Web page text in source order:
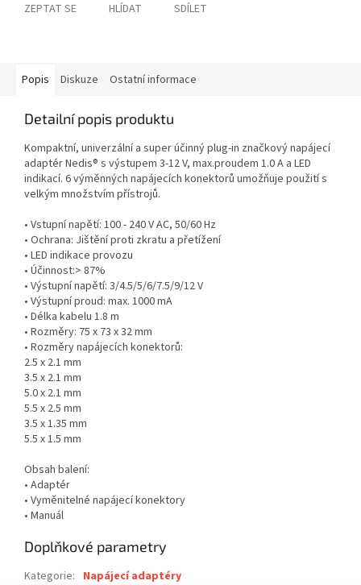
ZEPTAT SE HLÍDAT SDÍLET
Popis Diskuze Ostatní informace
Detailní popis produktu
Kompaktní, univerzální a super účinný plug-in značkový napájecí
adaptér Nedis® s výstupem 3-12 V, max.proudem 1.0 A a LED
indikací. 6 výměnných napájecích konektorů umožňuje použití s
velkým množstvím přístrojů.
• Vstupní napětí: 100 - 240 V AC, 50/60 Hz
• Ochrana: Jištění proti zkratu a přetížení
• LED indikace provozu
• Účinnost:> 87%
• Výstupní napětí: 3/4.5/5/6/7.5/9/12 V
• Výstupní proud: max. 1000 mA
• Délka kabelu 1.8 m
• Rozměry: 75 x 73 x 32 mm
• Rozměry napájecích konektorů:
2.5 x 2.1 mm
3.5 x 2.1 mm
5.0 x 2.1 mm
5.5 x 2.5 mm
3.5 x 1.35 mm
5.5 x 1.5 mm
Obsah balení:
• Adaptér
• Vyměnitelné napájecí konektory
• Manuál
Doplňkové parametry
Kategorie: Napájecí adaptéry